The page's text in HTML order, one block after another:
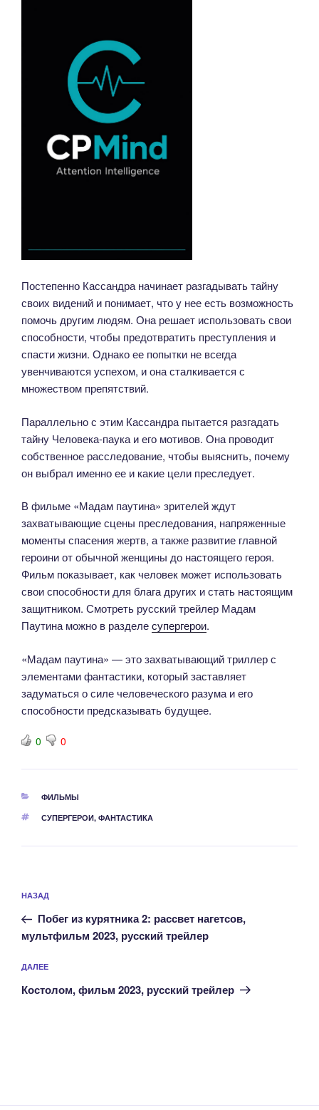
Постепенно Кассандра начинает разгадывать тайну
своих видений и понимает, что у нее есть возможность
помочь другим людям. Она решает использовать свои
способности, чтобы предотвратить преступления и
спасти жизни. Однако ее попытки не всегда
увенчиваются успехом, и она сталкивается с
множеством препятствий.
Параллельно с этим Кассандра пытается разгадать
тайну Человека-паука и его мотивов. Она проводит
собственное расследование, чтобы выяснить, почему
он выбрал именно ее и какие цели преследует.
В фильме «Мадам паутина» зрителей ждут
захватывающие сцены преследования, напряженные
моменты спасения жертв, а также развитие главной
героини от обычной женщины до настоящего героя.
Фильм показывает, как человек может использовать
свои способности для блага других и стать настоящим
защитником. Смотреть русский трейлер Мадам
Паутина можно в разделесупергерои.
«Мадам паутина» — это захватывающий триллер с
элементами фантастики, который заставляет
задуматься о силе человеческого разума и его
способности предсказывать будущее.
0 0
РУБРИКИ
ФИЛЬМЫ
МЕТКИ
СУПЕРГЕРОИ, ФАНТАСТИКА
по
записям
Предыдущая
запись:
НАЗАД
Побег из курятника 2: рассвет нагетсов,
мультфильм 2023, русский трейлер
Следующая
запись
ДАЛЕЕ
Костолом, фильм 2023, русский трейлер